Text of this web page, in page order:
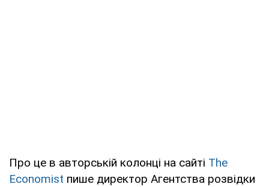
Про це в авторській колонці на сайті The
Economist пише директор Агентства розвідки